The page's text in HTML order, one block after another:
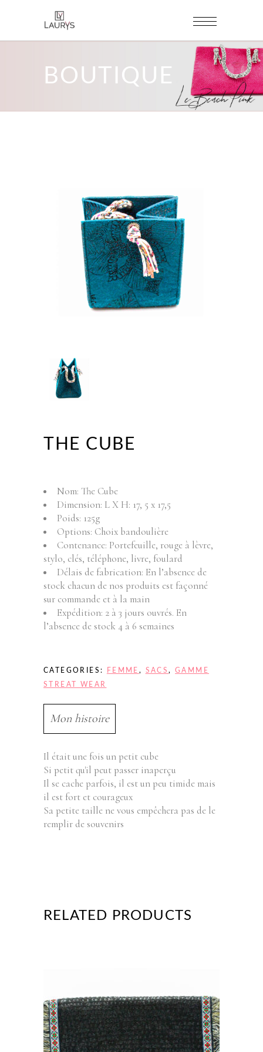
BOUTIQUE
THE CUBE
Nom: The Cube
Dimension: L X H: 17, 5 x 17,5
Poids: 125g
Options: Choix bandoulière
Contenance: Portefeuille, rouge à lèvre,
stylo, clés, téléphone, livre, foulard
Délais de fabrication: En l’absence de
stock chacun de nos produits est façonné
sur commande et à la main
Expédition: 2 à 3 jours ouvrés. En
l’absence de stock 4 à 6 semaines
CATEGORIES: FEMME , SACS,GAMME
STREAT WEAR
Mon histoire
Il était une fois un petit cube
Si petit qu'il peut passer inaperçu
Il se cache parfois, il est un peu timide mais
il est fort et courageux
Sa petite taille ne vous empêchera pas de le
remplir de souvenirs
RELATED PRODUCTS